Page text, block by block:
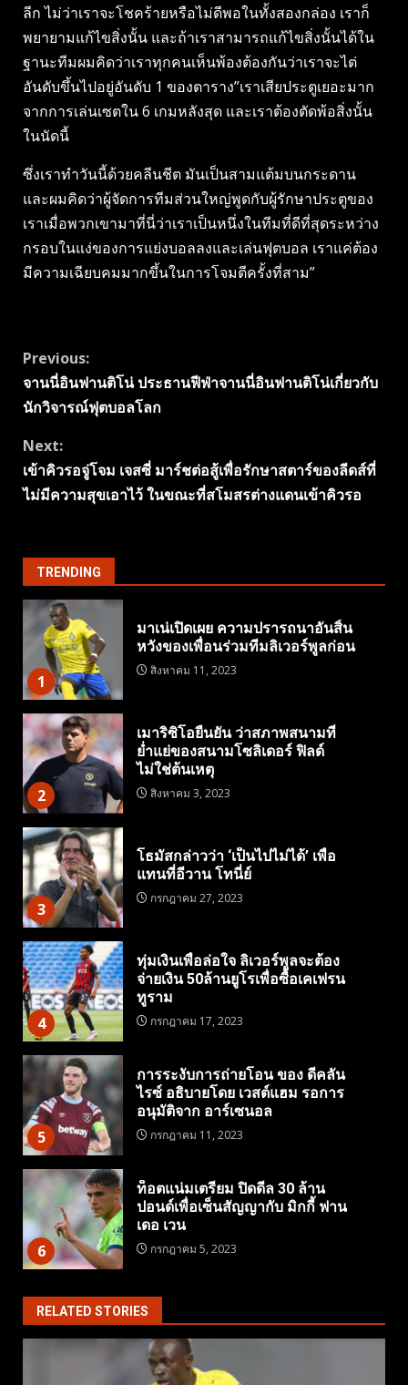
ลีก ไม่ว่าเราจะโชคร้ายหรือไม่ดีพอในทั้งสองกล่อง เราก็
พยายามแก้ไขสิ่งนั้น และถ้าเราสามารถแก้ไขสิ่งนั้นได้ใน
ฐานะทีมผมคิดว่าเราทุกคนเห็นพ้องต้องกันว่าเราจะไต่
อันดับขึ้นไปอยู่อันดับ 1 ของตาราง”เราเสียประตูเยอะมาก
จากการเล่นเซตใน 6 เกมหลังสุด และเราต้องตัดพ้อสิ่งนั้น
ในนัดนี้
ซึ่งเราทําวันนี้ด้วยคลีนชีต มันเป็นสามแต้มบนกระดาน
และผมคิดว่าผู้จัดการทีมส่วนใหญ่พูดกับผู้รักษาประตูของ
เราเมื่อพวกเขามาที่นี่ว่าเราเป็นหนึ่งในทีมที่ดีที่สุดระหว่าง
กรอบในแง่ของการแย่งบอลลงและเล่นฟุตบอล เราแค่ต้อง
มีความเฉียบคมมากขึ้นในการโจมตีครั้งที่สาม”
Continue
Reading
Previous:
จานนี่อินฟานติโน่ ประธานฟีฟ่าจานนี่อินฟานติโน่เกี่ยวกับ
นักวิจารณ์ฟุตบอลโลก
Next:
เข้าคิวรอจู่โจม เจสซี่ มาร์ชต่อสู้เพื่อรักษาสตาร์ของลีดส์ที่
ไม่มีความสุขเอาไว้ ในขณะที่สโมสรต่างแดนเข้าคิวรอ
TRENDING
1
มาเน่เปิดเผย ความปรารถนาอันสิ้น
หวังของเพื่อนร่วมทีมลิเวอร์พูลก่อน
สิงหาคม 11, 2023
2
เมาริซิโอยืนยัน ว่าสภาพสนามที่
ย่ำแย่ของสนามโซลิเดอร์ ฟิลด์
ไม่ใช่ต้นเหตุ
สิงหาคม 3, 2023
3
โธมัสกล่าวว่า ‘เป็นไปไม่ได้’ เพื่อ
แทนที่อีวาน โทนี่ย์
กรกฎาคม 27, 2023
4
ทุ่มเงินเพื่อล่อใจ ลิเวอร์พูลจะต้อง
จ่ายเงิน 50ล้านยูโรเพื่อซื้อเคเฟรน
ทูราม
กรกฎาคม 17, 2023
5
การระงับการถ่ายโอน ของ ดีคลัน
ไรซ์ อธิบายโดย เวสต์แฮม รอการ
อนุมัติจาก อาร์เซนอล
กรกฎาคม 11, 2023
6
ท็อตแน่มเตรียม ปิดดีล 30 ล้าน
ปอนด์เพื่อเซ็นสัญญากับ มิกกี้ ฟาน
เดอ เวน
กรกฎาคม 5, 2023
RELATED STORIES